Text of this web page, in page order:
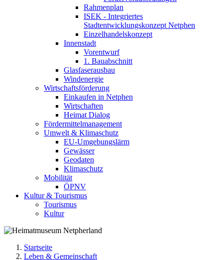
Rahmenplan
ISEK - Integriertes
Stadtentwicklungskonzept Netphen
Einzelhandelskonzept
Innenstadt
Vorentwurf
1. Bauabschnitt
Glasfaserausbau
Windenergie
Wirtschaftsförderung
Einkaufen in Netphen
Wirtschaften
Heimat Dialog
Fördermittelmanagement
Umwelt & Klimaschutz
EU-Umgebungslärm
Gewässer
Geodaten
Klimaschutz
Mobilität
ÖPNV
Kultur & Tourismus
Tourismus
Kultur
Startseite
Leben & Gemeinschaft